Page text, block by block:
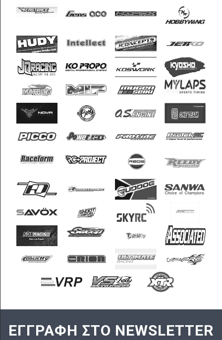
ΕΓΓΡΑΦΗ ΣΤΟ NEWSLETTER